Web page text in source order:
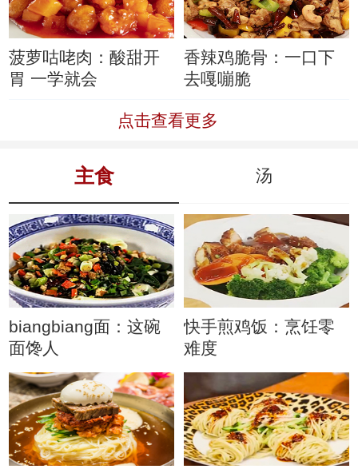
菠萝咕咾肉：酸甜开
胃 一学就会
香辣鸡脆骨：一口下
去嘎嘣脆
点击查看更多
主食 汤
biangbiang面：这碗
面馋人
快手煎鸡饭：烹饪零
难度